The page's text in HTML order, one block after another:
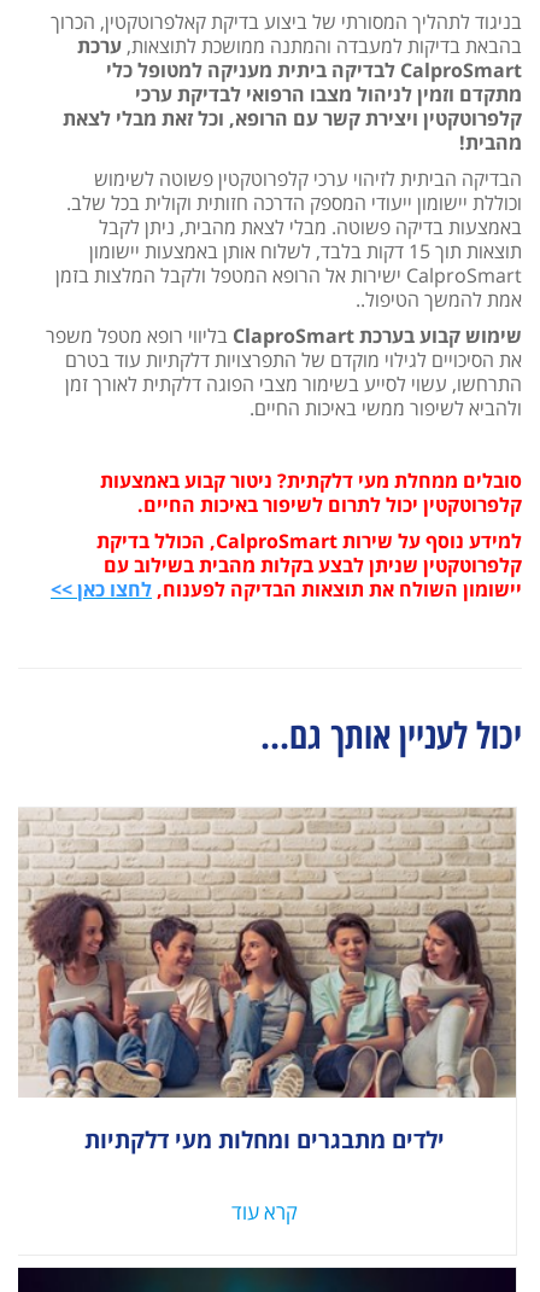
בניגוד לתהליך המסורתי של ביצוע בדיקת קאלפרוטקטין, הכרוך
בהבאת בדיקות למעבדה והמתנה ממושכת לתוצאות, ערכת
CalproSmart לבדיקה ביתית מעניקה למטופל כלי
מתקדם וזמין לניהול מצבו הרפואי לבדיקת ערכי
קלפרוטקטין ויצירת קשר עם הרופא, וכל זאת מבלי לצאת
מהבית!
הבדיקה הביתית לזיהוי ערכי קלפרוטקטין פשוטה לשימוש
וכוללת יישומון ייעודי המספק הדרכה חזותית וקולית בכל שלב.
באמצעות בדיקה פשוטה. מבלי לצאת מהבית, ניתן לקבל
תוצאות תוך 15 דקות בלבד, לשלוח אותן באמצעות יישומון
CalproSmart ישירות אל הרופא המטפל ולקבל המלצות בזמן
אמת להמשך הטיפול..
שימוש קבוע בערכת ClaproSmart
בליווי רופא מטפל משפר
את הסיכויים לגילוי מוקדם של התפרצויות דלקתיות עוד בטרם
התרחשו, עשוי לסייע בשימור מצבי הפוגה דלקתית לאורך זמן
ולהביא לשיפור ממשי באיכות החיים.
סובלים ממחלת מעי דלקתית? ניטור קבוע באמצעות
קלפרוטקטין יכול לתרום לשיפור באיכות החיים.
למידע נוסף על שירות CalproSmart, הכולל בדיקת
קלפרוטקטין שניתן לבצע בקלות מהבית בשילוב עם
יישומון השולח את תוצאות הבדיקה לפענוח, לחצו כאן >>
יכול לעניין אותך גם...
ילדים מתבגרים ומחלות מעי דלקתיות
קרא עוד